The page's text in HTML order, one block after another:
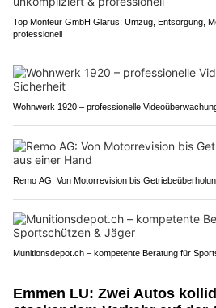
Top Monteur GmbH Glarus: Umzug, Entsorgung,
professionell
Wohnwerk 1920 – professionelle
Remo AG: Von Motorrevision bis
Munitionsdepot.ch – kompetente Beratung für
Emmen LU: Zwei Autos